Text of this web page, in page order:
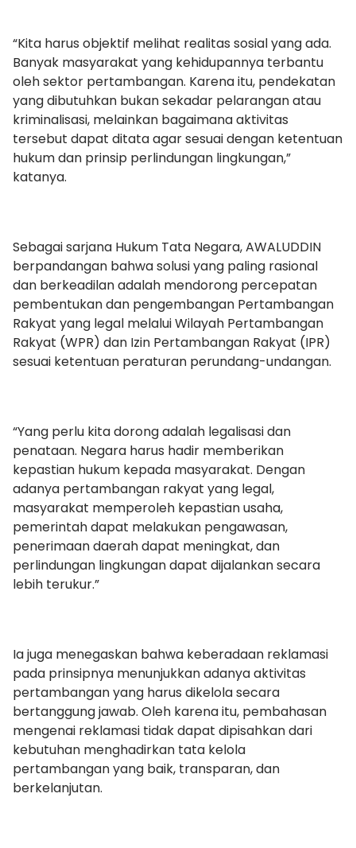
“Kita harus objektif melihat realitas sosial yang ada.
Banyak masyarakat yang kehidupannya terbantu
oleh sektor pertambangan. Karena itu, pendekatan
yang dibutuhkan bukan sekadar pelarangan atau
kriminalisasi, melainkan bagaimana aktivitas
tersebut dapat ditata agar sesuai dengan ketentuan
hukum dan prinsip perlindungan lingkungan,”
katanya.
Sebagai sarjana Hukum Tata Negara, AWALUDDIN
berpandangan bahwa solusi yang paling rasional
dan berkeadilan adalah mendorong percepatan
pembentukan dan pengembangan Pertambangan
Rakyat yang legal melalui Wilayah Pertambangan
Rakyat (WPR) dan Izin Pertambangan Rakyat (IPR)
sesuai ketentuan peraturan perundang-undangan.
“Yang perlu kita dorong adalah legalisasi dan
penataan. Negara harus hadir memberikan
kepastian hukum kepada masyarakat. Dengan
adanya pertambangan rakyat yang legal,
masyarakat memperoleh kepastian usaha,
pemerintah dapat melakukan pengawasan,
penerimaan daerah dapat meningkat, dan
perlindungan lingkungan dapat dijalankan secara
lebih terukur.”
Ia juga menegaskan bahwa keberadaan reklamasi
pada prinsipnya menunjukkan adanya aktivitas
pertambangan yang harus dikelola secara
bertanggung jawab. Oleh karena itu, pembahasan
mengenai reklamasi tidak dapat dipisahkan dari
kebutuhan menghadirkan tata kelola
pertambangan yang baik, transparan, dan
berkelanjutan.